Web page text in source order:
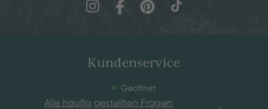
Kundenservice
Geöffnet
Alle häufig gestellten Fragen